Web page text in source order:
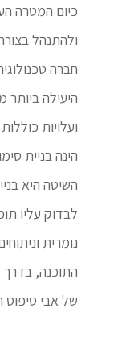
כיום המטרה
ולהתנהל
חברה
היעילה ביותר
ועלויות
הינה בניית
השיטה היא
לבדוק עליו
נומרית
התוכנה,
של אבי טיפוס